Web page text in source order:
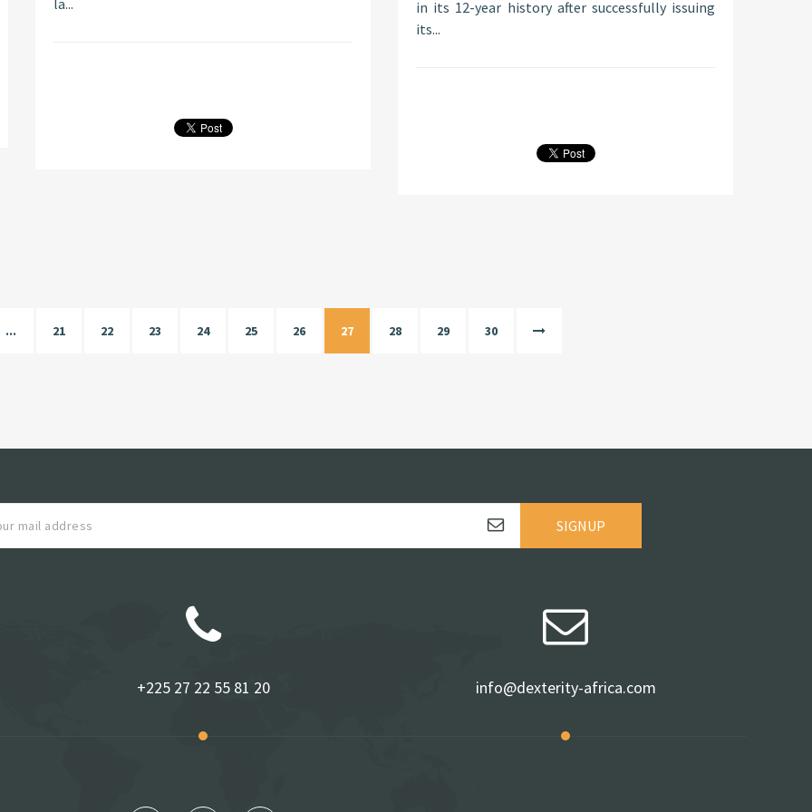
in its 12-year history after successfully issuing
its...
... 21 22 23 24 25 26 27 28 29 30
SIGNUP
+225 27 22 55 81 20 info@dexterity-africa.com